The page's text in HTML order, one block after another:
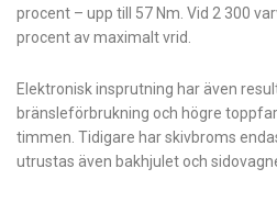
procent – upp till 57 Nm. Vid 2 300
procent av maximalt vrid.
Elektronisk insprutning har även
bränsleförbrukning och högre
timmen. Tidigare har skivbroms
utrustas även bakhjulet och